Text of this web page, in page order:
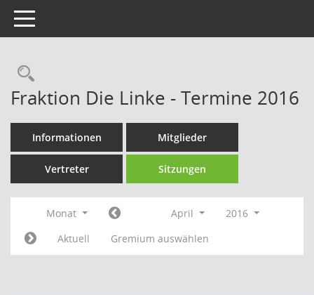
Toggle navigation
Rechercheauswahl
Fraktion Die Linke - Termine 2016
Informationen Mitglieder
Vertreter Sitzungen
Monat April
2016
Aktuell
Gremium auswählen